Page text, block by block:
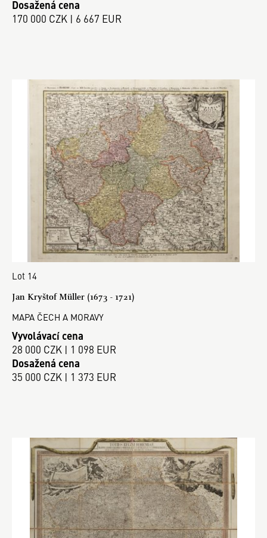
Dosažená cena
170 000 CZK | 6 667 EUR
Lot 14
Jan Kryštof Müller (1673 - 1721)
MAPA ČECH A MORAVY
Vyvolávací cena
28 000 CZK | 1 098 EUR
Dosažená cena
35 000 CZK | 1 373 EUR